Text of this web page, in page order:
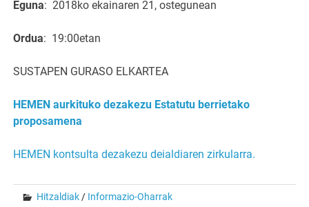
Eguna: 2018ko ekainaren 21, ostegunean
Ordua: 19:00etan
SUSTAPEN GURASO ELKARTEA
HEMEN aurkituko dezakezu Estatutu berrietako
proposamena
HEMEN kontsulta dezakezu deialdiaren zirkularra.
Hitzaldiak / Informazio-Oharrak